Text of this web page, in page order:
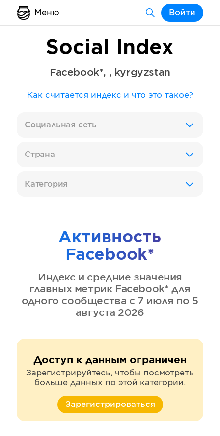
Меню Войти
Social Index
Facebook*, , kyrgyzstan
Как считается индекс и что это такое?
Социальная сеть
Страна
Категория
Активность
Facebook*
Индекс и средние значения
главных метрик Facebook* для
одного сообщества с 7 июля по 5
августа 2026
Доступ к данным ограничен
Зарегистрируйтесь, чтобы посмотреть
больше данных по этой категории.
Зарегистрироваться